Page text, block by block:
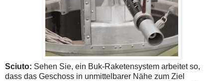
Sciuto: Sehen Sie, ein Buk-Raketensystem arbeitet so,
dass das Geschoss in unmittelbarer Nähe zum Ziel